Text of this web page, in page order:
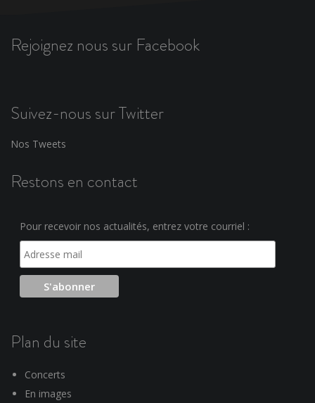
Rejoignez nous sur Facebook
Suivez-nous sur Twitter
Nos Tweets
Restons en contact
Pour recevoir nos actualités, entrez votre courriel :
Plan du site
Concerts
En images